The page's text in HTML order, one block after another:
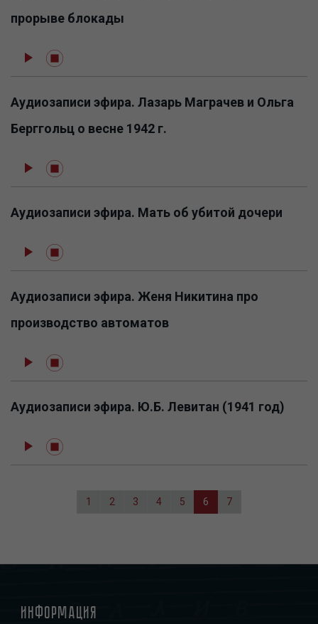
прорыве блокады
Аудиозаписи эфира. Лазарь Маграчев и Ольга
Берггольц о весне 1942 г.
Аудиозаписи эфира. Мать об убитой дочери
Аудиозаписи эфира. Женя Никитина про
производство автоматов
Аудиозаписи эфира. Ю.Б. Левитан (1941 год)
Page
1 Page
2 Page
3 Page
4 Page
5
Текущая
страница
6 Page
7
Информация